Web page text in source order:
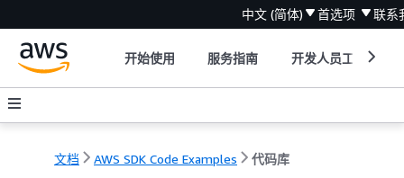
中文 (简体) 首选项 联系
开始使用 服务指南 开发人员工具
文档 AWS SDK Code Examples 代码库